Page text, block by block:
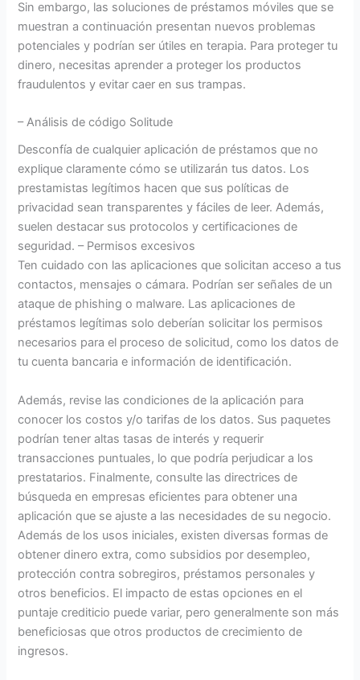
Sin embargo, las soluciones de préstamos móviles que se
muestran a continuación presentan nuevos problemas
potenciales y podrían ser útiles en terapia. Para proteger tu
dinero, necesitas aprender a proteger los productos
fraudulentos y evitar caer en sus trampas.
– Análisis de código Solitude
Desconfía de cualquier aplicación de préstamos que no
explique claramente cómo se utilizarán tus datos. Los
prestamistas legítimos hacen que sus políticas de
privacidad sean transparentes y fáciles de leer. Además,
suelen destacar sus protocolos y certificaciones de
seguridad. – Permisos excesivos
Ten cuidado con las aplicaciones que solicitan acceso a tus
contactos, mensajes o cámara. Podrían ser señales de un
ataque de phishing o malware. Las aplicaciones de
préstamos legítimas solo deberían solicitar los permisos
necesarios para el proceso de solicitud, como los datos de
tu cuenta bancaria e información de identificación.
Además, revise las condiciones de la aplicación para
conocer los costos y/o tarifas de los datos. Sus paquetes
podrían tener altas tasas de interés y requerir
transacciones puntuales, lo que podría perjudicar a los
prestatarios. Finalmente, consulte las directrices de
búsqueda en empresas eficientes para obtener una
aplicación que se ajuste a las necesidades de su negocio.
Además de los usos iniciales, existen diversas formas de
obtener dinero extra, como subsidios por desempleo,
protección contra sobregiros, préstamos personales y
otros beneficios. El impacto de estas opciones en el
puntaje crediticio puede variar, pero generalmente son más
beneficiosas que otros productos de crecimiento de
ingresos.